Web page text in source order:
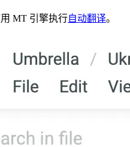
MT 引擎执行自动翻译。